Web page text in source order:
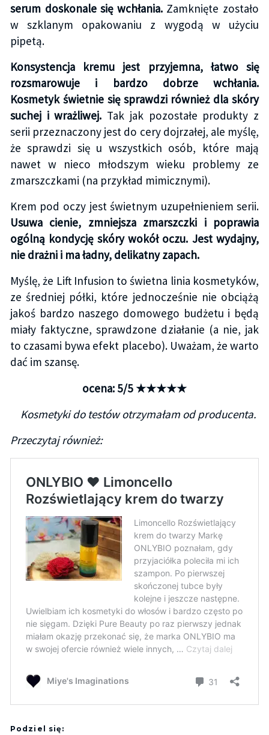
serum doskonale się wchłania.Zamknięte zostało
w szklanym opakowaniu z wygodą w użyciu
pipetą.
Konsystencja kremu jest przyjemna, łatwo się
rozsmarowuje i bardzo dobrze wchłania.
Kosmetyk świetnie się sprawdzi również dla skóry
suchej i wrażliwej. Tak jak pozostałe produkty z
serii przeznaczony jest do cery dojrzałej, ale myślę,
że sprawdzi się u wszystkich osób, które mają
nawet w nieco młodszym wieku problemy ze
zmarszczkami (na przykład mimicznymi).
Krem pod oczy jest świetnym uzupełnieniem serii.
Usuwa cienie, zmniejsza zmarszczki i poprawia
ogólną kondycję skóry wokół oczu. Jest wydajny,
nie drażni i ma ładny, delikatny zapach.
Myślę, że Lift Infusion to świetna linia kosmetyków,
ze średniej półki, które jednocześnie nie obciążą
jakoś bardzo naszego domowego budżetu i będą
miały faktyczne, sprawdzone działanie (a nie, jak
to czasami bywa efekt placebo). Uważam, że warto
dać im szansę.
ocena: 5/5 ★★★★★
Kosmetyki do testów otrzymałam od producenta.
Przeczytaj również:
Podziel się: